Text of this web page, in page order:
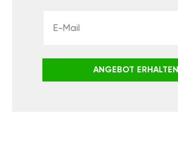
ANGEBOT ERHALTEN